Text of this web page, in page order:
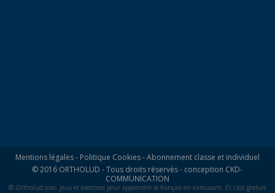
Mentions légales- Politique Cookies-Abonnement classe et individuel
© 2016 ORTHOLUD - Tous droits réservés - conception CKD-
COMMUNICATION
© Ortholud.com, jeux et exercices pour apprendre le français en s'amusant. Et c'est gratuit